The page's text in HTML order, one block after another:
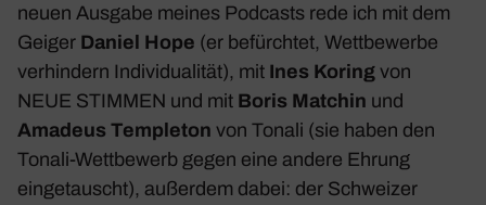
neuen Ausgabe meines Podcasts rede ich mit dem
Geiger Daniel Hope (er befürchtet, Wett­be­werbe
verhin­dern Indi­vi­dua­lität), mit Ines Koring von
NEUE STIMMEN und mit Boris Matchin und
Amadeus Temp­leton von Tonali (sie haben den
Tonali-Wett­be­werb gegen eine andere Ehrung
einge­tauscht), außerdem dabei: der Schweizer